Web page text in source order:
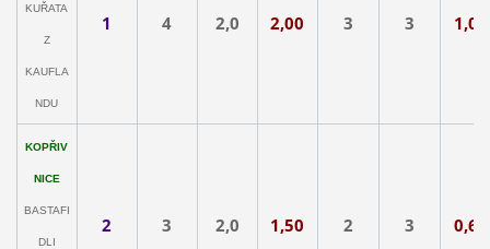
KUŘATA
Z
KAUFLA
NDU
1 4 2,0 2,00 3 3 1,00
KOPŘIV
NICE
BASTAFI
DLI
2 3 2,0 1,50 2 3 0,66